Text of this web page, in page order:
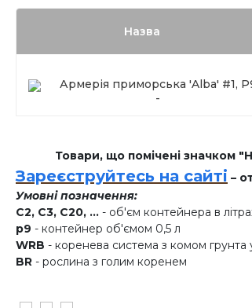
Назва
Армерія приморська 'Alba' #1,
-
Товари, що помічені значком
Зареєструйтесь на сайті –
Умовні позначення:
C2, C3, C20, ... - об'єм контейнера в
p9 - контейнер об'ємом 0,5 л
WRB - коренева система з комом грунта
BR - рослина з голим коренем